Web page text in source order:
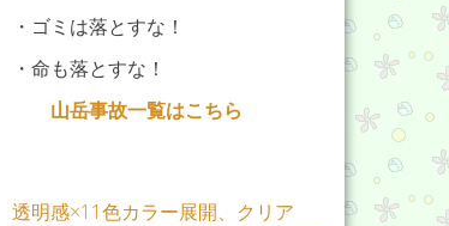
・ゴミは落とすな！
・命も落とすな！
山岳事故一覧はこちら
透明感×11色カラー展開、クリア